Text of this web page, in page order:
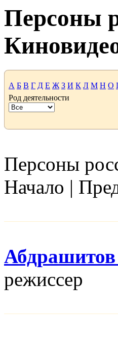
Персоны
А Б В Г Д Е Ж З И К Л М Н О
Род деятельности
Персоны
Начало |
режисcер